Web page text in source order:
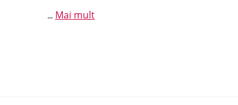
... Mai mult